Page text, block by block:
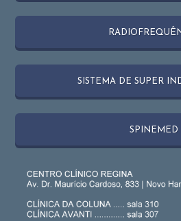
SISTEMA DE SUPER
SPINEMED